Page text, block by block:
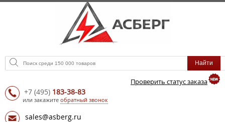
Проверить статус заказа
+7 (495) 183-38-83
или закажите обратный звонок
sales@asberg.ru